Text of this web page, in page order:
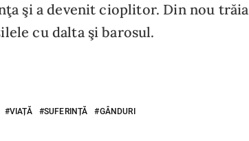
şi a devenit cioplitor. Din nou trăia
cu dalta şi barosul.
VIAȚĂ SUFERINȚĂ GÂNDURI